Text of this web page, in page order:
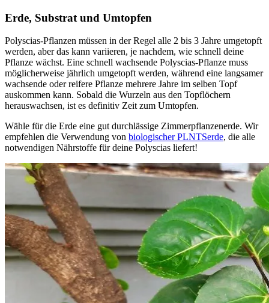
Erde, Substrat und Umtopfen
Polyscias-Pflanzen müssen in der Regel alle 2 bis 3 Jahre umgetopft
werden, aber das kann variieren, je nachdem, wie schnell deine
Pflanze wächst. Eine schnell wachsende Polyscias-Pflanze muss
möglicherweise jährlich umgetopft werden, während eine langsamer
wachsende oder reifere Pflanze mehrere Jahre im selben Topf
auskommen kann. Sobald die Wurzeln aus den Topflöchern
herauswachsen, ist es definitiv Zeit zum Umtopfen.
Wähle für die Erde eine gut durchlässige Zimmerpflanzenerde. Wir
empfehlen die Verwendung von biologischer PLNTSerde, die alle
notwendigen Nährstoffe für deine Polyscias liefert!